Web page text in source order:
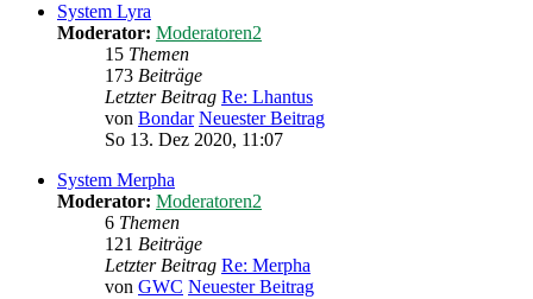
System Lyra
Moderator: Moderatoren2
15 Themen
173 Beiträge
Letzter Beitrag Re: Lhantus
von Bondar Neuester Beitrag
So 13. Dez 2020, 11:07
System Merpha
Moderator: Moderatoren2
6 Themen
121 Beiträge
Letzter Beitrag Re: Merpha
von GWC Neuester Beitrag